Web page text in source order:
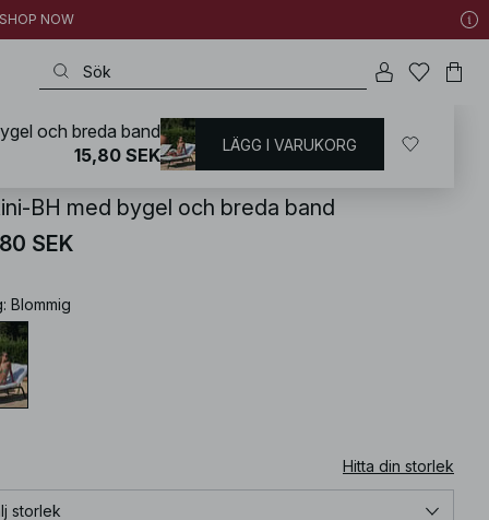
NOW
Badkläder / Bikini / Bikiniöverdelar / Bikinis med bygel
BH med bygel och breda band
SEK
: Blommig
Hitta din storlek
storlek
och breda band
15,80 SEK
LÄGG I VARUKORG